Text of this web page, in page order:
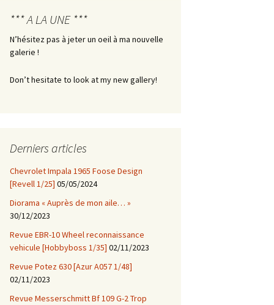
*** A LA UNE ***
N’hésitez pas à jeter un oeil à ma nouvelle
galerie !
Don’t hesitate to look at my new gallery!
Derniers articles
Chevrolet Impala 1965 Foose Design
[Revell 1/25] 05/05/2024
Diorama « Auprès de mon aile… »
30/12/2023
Revue EBR-10 Wheel reconnaissance
vehicule [Hobbyboss 1/35] 02/11/2023
Revue Potez 630 [Azur A057 1/48]
02/11/2023
Revue Messerschmitt Bf 109 G-2 Trop